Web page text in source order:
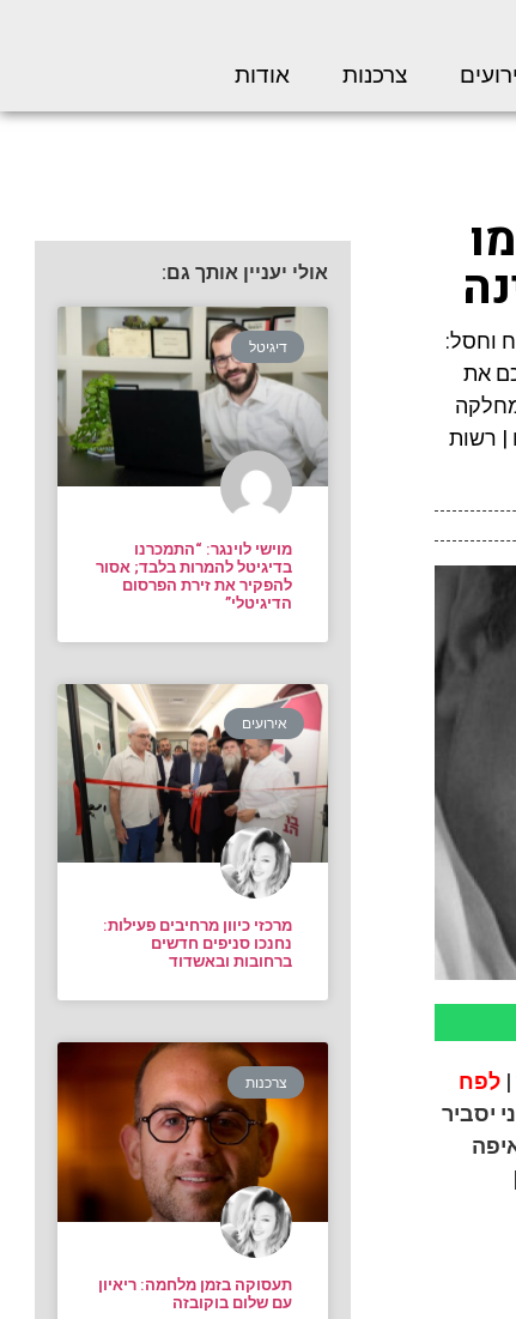
צרכנות אודות
וחסל:
את
| רשות
|לפח
יסביר
אולי יעניין אותך גם:
דיגיטל
מוישי לוינגר: “התמכרנו
בדיגיטל להמרות בלבד; אסור
להפקיר את זירת הפרסום
הדיגיטלי”
אירועים
מרכזי כיוון מרחיבים פעילות:
נחנכו סניפים חדשים
ברחובות ובאשדוד
צרכנות
תעסוקה בזמן מלחמה: ריאיון
עם שלום בוקובזה